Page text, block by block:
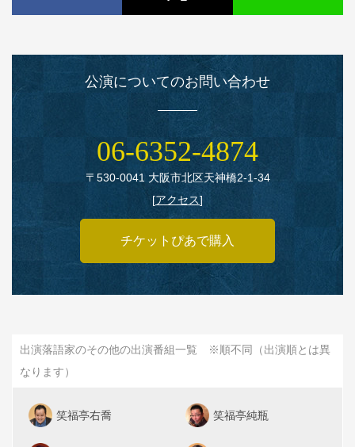
公演についてのお問い合わせ
06‑6352‑4874
〒530‑0041 大阪市北区天神橋2‑1‑34
[アクセス]
チケットぴあで購入
出演落語家のその他の出演番組一覧 ※順不同（出演順とは異
なります）
笑福亭右喬 笑福亭純瓶